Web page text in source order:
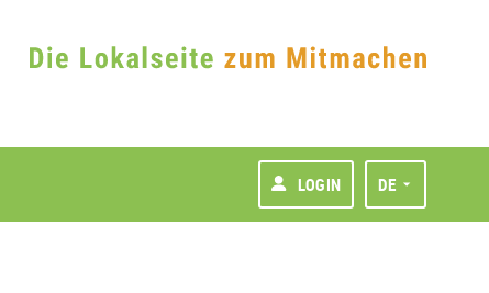
LOGIN DE